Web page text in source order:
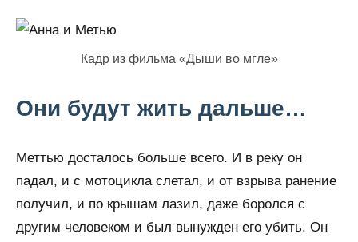
Кадр из фильма «Дыши во мгле»
Они будут жить дальше…
Меттью досталось больше всего. И в реку он
падал, и с мотоцикла слетал, и от взрыва ранение
получил, и по крышам лазил, даже боролся с
другим человеком и был вынужден его убить. Он